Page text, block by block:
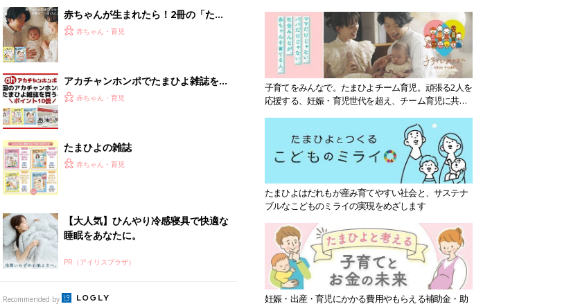
睡眠をあなたに。
PR（アイリスプラザ）
離乳食はいつから？進め方は？「たまひよ きほんの離
授乳の悩みや初めての離乳食作りに役立つ
子育てとお金
妊娠・出産・育児にかかる費用やもらえる補助
子育てをみんなで。たまひよチーム育児。頑張る2人を
応援する、妊娠・育児世代を超え、チーム育児に共感
たまひよはだれもが産み育てやすい社会と、サステナ
ブルなこどものミライの実現をめざします
妊娠・出産・育児にかかる費用やもらえる補助金・助